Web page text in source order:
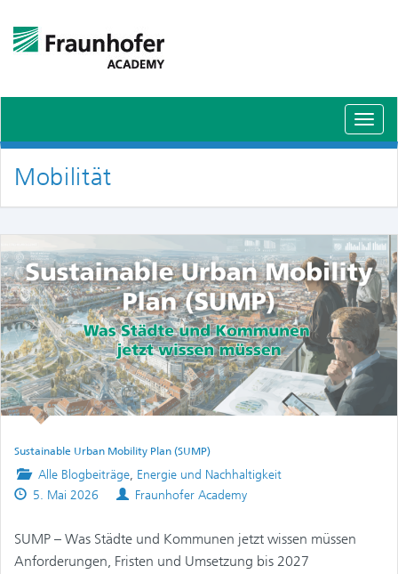
Mobilität
Sustainable Urban Mobility Plan (SUMP)
Posted
in
Alle Blogbeiträge, Energie und Nachhaltigkeit
Published
5. Mai 2026 Authors
Fraunhofer Academy
SUMP – Was Städte und Kommunen jetzt wissen müssen
Anforderungen, Fristen und Umsetzung bis 2027